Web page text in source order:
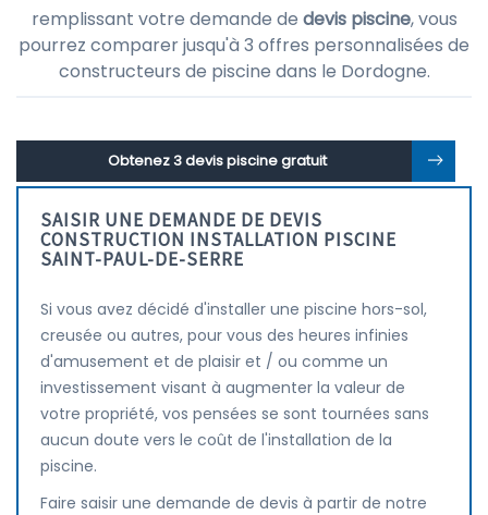
remplissant votre demande de devis piscine, vous
pourrez comparer jusqu'à 3 offres personnalisées de
constructeurs de piscine dans le Dordogne.
Obtenez 3 devis piscine gratuit
SAISIR UNE DEMANDE DE DEVIS
CONSTRUCTION INSTALLATION PISCINE
SAINT-PAUL-DE-SERRE
Si vous avez décidé d'installer une piscine hors-sol,
creusée ou autres, pour vous des heures infinies
d'amusement et de plaisir et / ou comme un
investissement visant à augmenter la valeur de
votre propriété, vos pensées se sont tournées sans
aucun doute vers le coût de l'installation de la
piscine.
Faire saisir une demande de devis à partir de notre